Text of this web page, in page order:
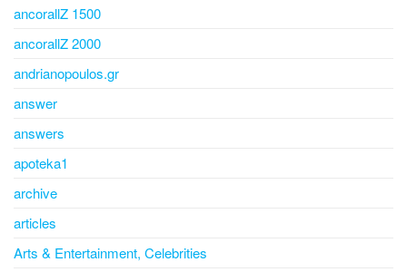
ancorallZ 1500
ancorallZ 2000
andrianopoulos.gr
answer
answers
apoteka1
archive
articles
Arts & Entertainment, Celebrities